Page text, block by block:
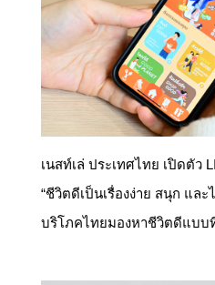
เนสท์เล่ ประเทศไทย เปิดตัว
“ชีวิตดีเป็นเรื่องง่าย สนุก และ
บริโภคไทยมองหาชีวิตดีแบบ